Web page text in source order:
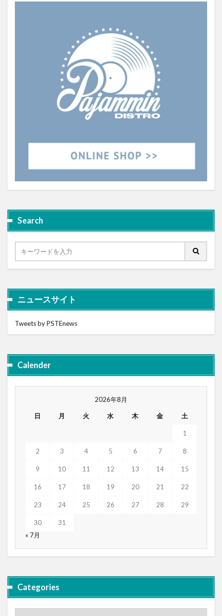
Search
ニュースサイト
Tweets by PSTEnews
Calender
2026年8月
日 月 火 水 木 金 土
1
2 3 4 5 6 7 8
9 10 11 12 13 14 15
16 17 18 19 20 21 22
23 24 25 26 27 28 29
30
31
« 7月
Categories